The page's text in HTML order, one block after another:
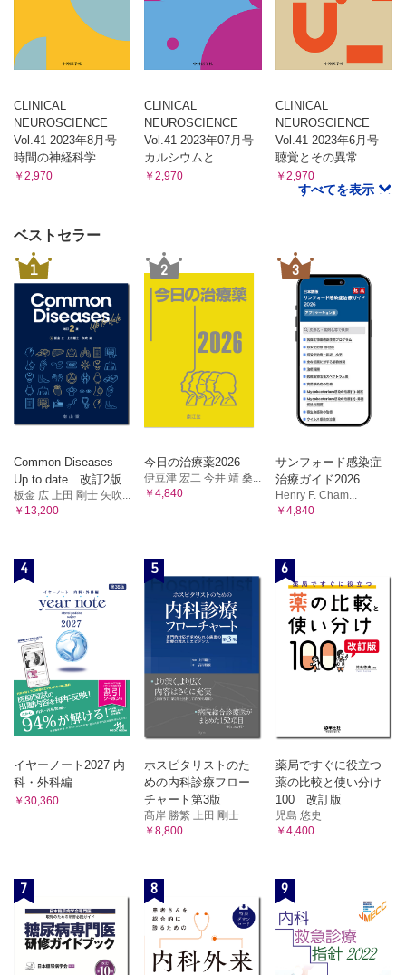
CLINICAL
NEUROSCIENCE
Vol.41 2023年8月号
時間の神経科学...
￥2,970
CLINICAL
NEUROSCIENCE
Vol.41 2023年07月号
カルシウムと...
￥2,970
CLINICAL
NEUROSCIENCE
Vol.41 2023年6月号
聴覚とその異常...
￥2,970
すべてを表示
ベストセラー
1
Common Diseases
Up to date 改訂2版
板金 広 上田 剛士 矢吹...
￥13,200
2
今日の治療薬2026
伊豆津 宏二 今井 靖 桑...
￥4,840
3
サンフォード感染症
治療ガイド2026
Henry F. Cham...
￥4,840
4
イヤーノート2027 内
科・外科編
￥30,360
5
ホスピタリストのた
めの内科診療フロー
チャート第3版
髙岸 勝繁 上田 剛士
￥8,800
6
薬局ですぐに役立つ
薬の比較と使い分け
100 改訂版
児島 悠史
￥4,400
7 8 9